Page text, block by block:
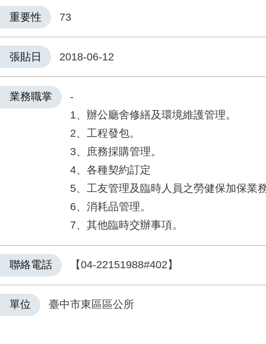
重要性 73
張貼日 2018-06-12
業務職掌
-
1、辦公廳舍修繕及環境維護管理。
2、工程發包。
3、庶務採購管理。
4、各種契約訂定
5、工友管理及臨時人員之勞健保加保業
6、消耗品管理。
7、其他臨時交辦事項。
聯絡電話 【04-22151988#402】
單位 臺中市東區區公所